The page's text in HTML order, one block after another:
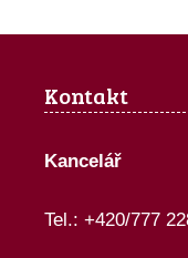
Kontakt
Kancelář
Tel.: +420/777